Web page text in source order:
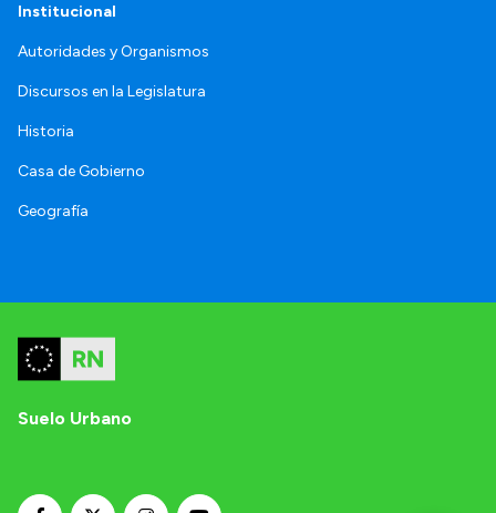
Institucional
Autoridades y Organismos
Discursos en la Legislatura
Historia
Casa de Gobierno
Geografía
Suelo Urbano